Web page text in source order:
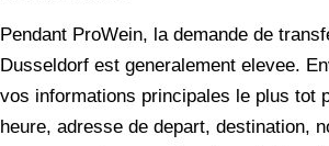
Pendant ProWein, la demande de
Dusseldorf est generalement elevee.
vos informations principales le plus tot
heure, adresse de depart, destination,